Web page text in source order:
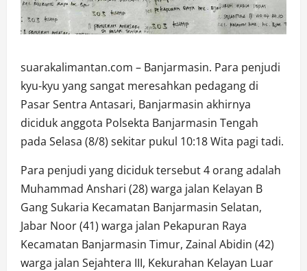
suarakalimantan.com – Banjarmasin. Para penjudi
kyu-kyu yang sangat meresahkan pedagang di
Pasar Sentra Antasari, Banjarmasin akhirnya
diciduk anggota Polsekta Banjarmasin Tengah
pada Selasa (8/8) sekitar pukul 10:18 Wita pagi tadi.
Para penjudi yang diciduk tersebut 4 orang adalah
Muhammad Anshari (28) warga jalan Kelayan B
Gang Sukaria Kecamatan Banjarmasin Selatan,
Jabar Noor (41) warga jalan Pekapuran Raya
Kecamatan Banjarmasin Timur, Zainal Abidin (42)
warga jalan Sejahtera III, Kekurahan Kelayan Luar